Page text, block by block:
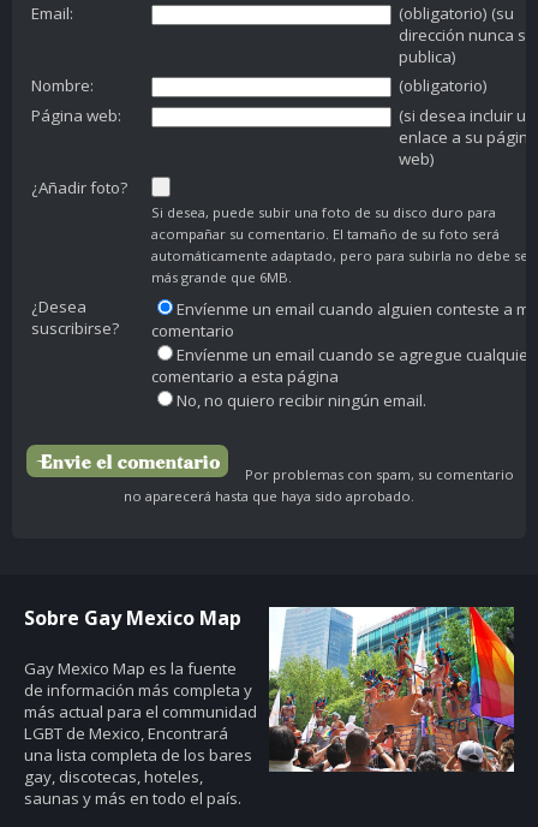
Email:
(obligatorio) (su
dirección nunca se
publica)
Nombre:
(obligatorio)
Página web:
(si desea incluir un
enlace a su página
web)
¿Añadir foto?
Si desea, puede subir una foto de su disco duro para
acompañar su comentario. El tamaño de su foto será
automáticamente adaptado, pero para subirla no debe ser
más grande que 6MB.
¿Desea
suscribirse?
Envíenme un email cuando alguien conteste a mi
comentario
Envíenme un email cuando se agregue cualquier
comentario a esta página
No, no quiero recibir ningún email.
Por problemas con spam, su comentario
no aparecerá hasta que haya sido aprobado.
Sobre Gay Mexico Map
Gay Mexico Map es la fuente
de información más completa y
más actual para el communidad
LGBT de Mexico, Encontrará
una lista completa de los bares
gay, discotecas, hoteles,
saunas y más en todo el país.